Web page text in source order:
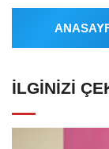
İLGINIZI